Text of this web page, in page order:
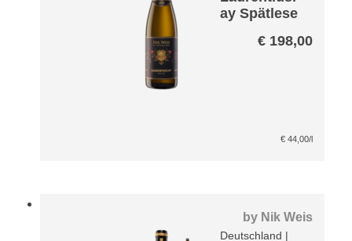
ay Spätlese
VDP Große
€198,00
€44,00/l
by Nik Weis
Deutschland |